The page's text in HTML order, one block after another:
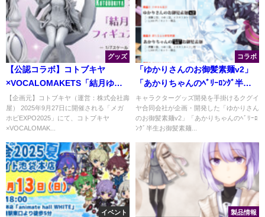
グッズ
【公認コラボ】コトブキヤ
×VOCALOMAKETS「結月ゆか
り 1/7スケールフィギュア」制作
中および「メガホビ
EXPO2025」にて原型展示
【企画元】コトブキヤ（運営：株式会社壽
屋） 2025年9月27日に開催される「メガ
ホビEXPO2025」にて、コトブキヤ
×VOCALOMAK...
コラボ
「ゆかりさんのお御髪素麺v2」
「あかりちゃんのﾍﾞﾘｰﾛﾝｸﾞ半生
お御髪素麺」「あかりちゃんの
三つ編みトング」の販売開始
キャラクターグッズ開発を手掛けるクグイ
ヤ合同会社が企画・開発した「ゆかりさん
のお御髪素麺v2」「あかりちゃんのﾍﾞﾘｰﾛ
ﾝｸﾞ半生お御髪素麺...
イベント 製品情報